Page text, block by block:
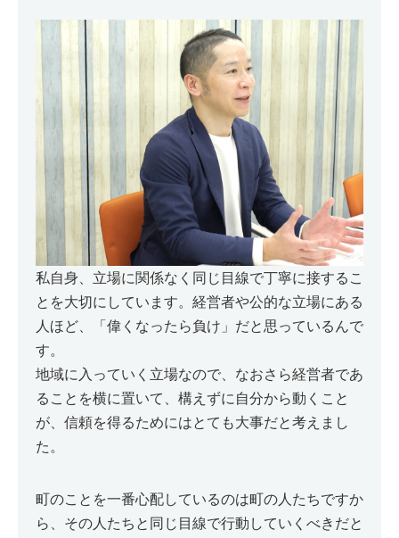
私自身、立場に関係なく同じ目線で丁寧に接するこ
とを大切にしています。経営者や公的な立場にある
人ほど、「偉くなったら負け」だと思っているんで
す。
地域に入っていく立場なので、なおさら経営者であ
ることを横に置いて、構えずに自分から動くこと
が、信頼を得るためにはとても大事だと考えまし
た。
町のことを一番心配しているのは町の人たちですか
ら、その人たちと同じ目線で行動していくべきだと